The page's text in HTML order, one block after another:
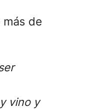
más de
vino y